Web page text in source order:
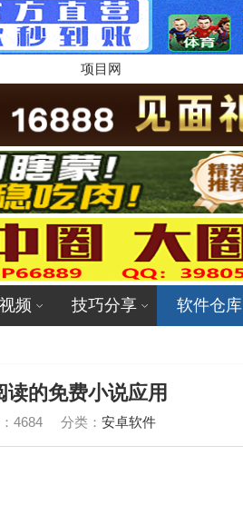
频 技巧分享 软件仓库
的免费小说应用
4684 分类：安卓软件